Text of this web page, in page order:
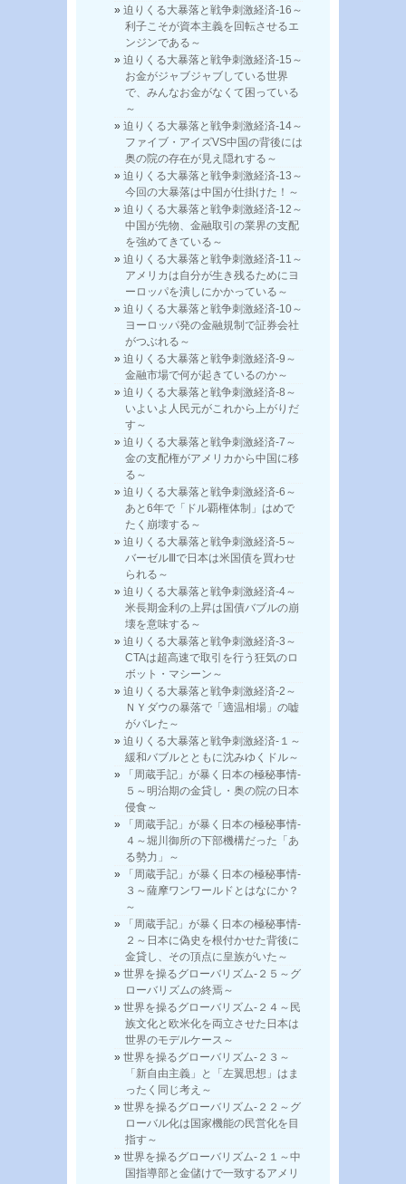
迫りくる大暴落と戦争刺激経済-16～
利子こそが資本主義を回転させるエ
ンジンである～
迫りくる大暴落と戦争刺激経済-15～
お金がジャブジャブしている世界
で、みんなお金がなくて困っている
～
迫りくる大暴落と戦争刺激経済-14～
ファイブ・アイズVS中国の背後には
奥の院の存在が見え隠れする～
迫りくる大暴落と戦争刺激経済-13～
今回の大暴落は中国が仕掛けた！～
迫りくる大暴落と戦争刺激経済-12～
中国が先物、金融取引の業界の支配
を強めてきている～
迫りくる大暴落と戦争刺激経済-11～
アメリカは自分が生き残るためにヨ
ーロッパを潰しにかかっている～
迫りくる大暴落と戦争刺激経済-10～
ヨーロッパ発の金融規制で証券会社
がつぶれる～
迫りくる大暴落と戦争刺激経済-9～
金融市場で何が起きているのか～
迫りくる大暴落と戦争刺激経済-8～
いよいよ人民元がこれから上がりだ
す～
迫りくる大暴落と戦争刺激経済-7～
金の支配権がアメリカから中国に移
る～
迫りくる大暴落と戦争刺激経済-6～
あと6年で「ドル覇権体制」はめで
たく崩壊する～
迫りくる大暴落と戦争刺激経済-5～
バーゼルⅢで日本は米国債を買わせ
られる～
迫りくる大暴落と戦争刺激経済-4～
米長期金利の上昇は国債バブルの崩
壊を意味する～
迫りくる大暴落と戦争刺激経済-3～
CTAは超高速で取引を行う狂気のロ
ボット・マシーン～
迫りくる大暴落と戦争刺激経済-2～
ＮＹダウの暴落で「適温相場」の嘘
がバレた～
迫りくる大暴落と戦争刺激経済-１～
緩和バブルとともに沈みゆくドル～
「周蔵手記」が暴く日本の極秘事情-
５～明治期の金貸し・奥の院の日本
侵食～
「周蔵手記」が暴く日本の極秘事情-
４～堀川御所の下部機構だった「あ
る勢力」～
「周蔵手記」が暴く日本の極秘事情-
３～薩摩ワンワールドとはなにか？
～
「周蔵手記」が暴く日本の極秘事情-
２～日本に偽史を根付かせた背後に
金貸し、その頂点に皇族がいた～
世界を操るグローバリズム-２５～グ
ローバリズムの終焉～
世界を操るグローバリズム-２４～民
族文化と欧米化を両立させた日本は
世界のモデルケース～
世界を操るグローバリズム-２３～
「新自由主義」と「左翼思想」はま
ったく同じ考え～
世界を操るグローバリズム-２２～グ
ローバル化は国家機能の民営化を目
指す～
世界を操るグローバリズム-２１～中
国指導部と金儲けで一致するアメリ